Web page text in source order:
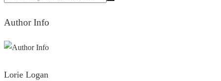
Author Info
Lorie Logan